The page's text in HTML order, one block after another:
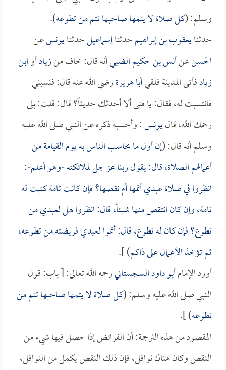
وسلم: (كل صلاة لا يتمها صاحبها تتم من تطوعه).
حدثنايعقوب بن إبراهيمحدثناإسماعيلحدثنايونسعن
الحسنعنأنس بن حكيم الضبيأنه قال: خاف منزيادأوابن
زيادفأتى المدينة فلقيأبا هريرةرضي الله عنه قال: فنسبني
فانتسبت له، فقال: يا فتى ألا أحدثك حديثاً؟ قال: قلت: بلى
رحمك الله، قاليونس: وأحسبه ذكره عن النبي صلى الله عليه
وسلم أنه قال: (إن أول ما يحاسب الناس به يوم القيامة من
أعمالهم الصلاة، قال: يقول ربنا عز جل لملائكته -وهو أعلم-:
انظروا في صلاة عبدي أتمها أم نقصها؟ فإن كانت تامة كتبت له
تامة، وإن كان انتقص منها شيئاً، قال: انظروا هل لعبدي من
تطوع؟ فإن كان له تطوع، قال: أتموا لعبدي فريضته من تطوعه،
ثم تؤخذ الأعمال على ذاكم) ].
أورد الإمامأبو داود السجستانيرحمه الله تعالى: [ باب: قول
النبي صلى الله عليه وسلم: (كل صلاة لا يتمها صاحبها تتم من
تطوعه) ].
المقصود من هذه الترجمة: أن الفرائض إذا حصل فيها شيء من
النقص وكان هناك نوافل، فإن ذلك النقص يكمل من النوافل،